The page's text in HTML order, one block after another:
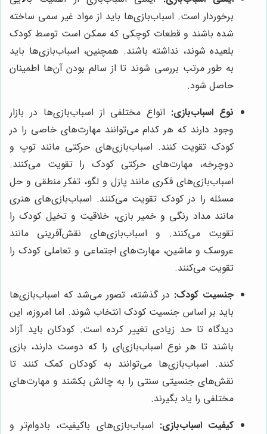
برخوردار است. اسباب‌بازی‌ها باید از مواد غیر سمی ساخته
شده باشند و قطعات کوچکی که ممکن است توسط کودک
بلعیده شوند، نداشته باشند. همچنین، اسباب‌بازی‌ها باید
به طور مرتب بررسی شوند تا از سالم بودن آن‌ها اطمینان
حاصل شود.
نوع اسباب‌بازی: انواع مختلفی از اسباب‌بازی‌ها در بازار
وجود دارند که هر کدام می‌توانند مهارت‌های خاصی را در
کودک تقویت کنند. اسباب‌بازی‌های حرکتی مانند توپ و
دوچرخه، مهارت‌های حرکتی کودک را تقویت می‌کنند.
اسباب‌بازی‌های فکری مانند پازل و لگو، تفکر منطقی و حل
مسئله را در کودک تقویت می‌کنند. اسباب‌بازی‌های هنری
مانند مداد رنگی و خمیر بازی، خلاقیت و تخیل کودک را
تقویت می‌کنند. و اسباب‌بازی‌های نقش‌آفرینی مانند
عروسک و ماشین، مهارت‌های اجتماعی و تعاملی کودک را
تقویت می‌کنند.
جنسیت کودک: در گذشته، تصور می‌شد که اسباب‌بازی‌ها
باید بر اساس جنسیت کودک انتخاب شوند. اما امروزه، این
دیدگاه تا حد زیادی تغییر کرده است. کودکان باید آزاد
باشند تا هر نوع اسباب‌بازی‌ای را که دوست دارند، بازی
کنند. اسباب‌بازی‌ها می‌توانند به کودکان کمک کنند تا
نقش‌های جنسیتی سنتی را به چالش بکشند و مهارت‌های
مختلفی را یاد بگیرند.
کیفیت اسباب‌بازی: اسباب‌بازی‌های باکیفیت، بادوام‌تر و